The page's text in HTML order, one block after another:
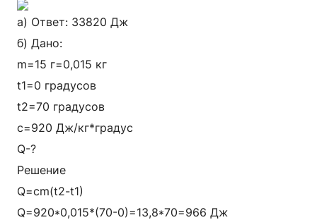
а) Ответ: 33820 Дж
б) Дано:
m=15 г=0,015 кг
t1=0 градусов
t2=70 градусов
c=920 Дж/кг*градус
Q-?
Решение
Q=cm(t2-t1)
Q=920*0,015*(70-0)=13,8*70=966 Дж